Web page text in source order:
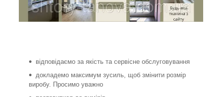
відповідаємо за якість та сервісне обслуговування
докладемо максимум зусиль, щоб змінити розмір
виробу. Просимо уважно